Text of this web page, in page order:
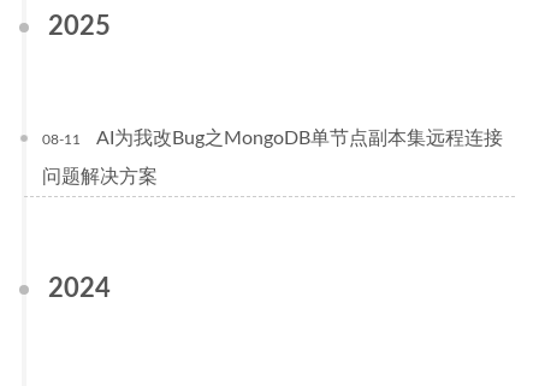
2025
08-11
AI为我改Bug之MongoDB单节点副本集远程连接
问题解决方案
2024